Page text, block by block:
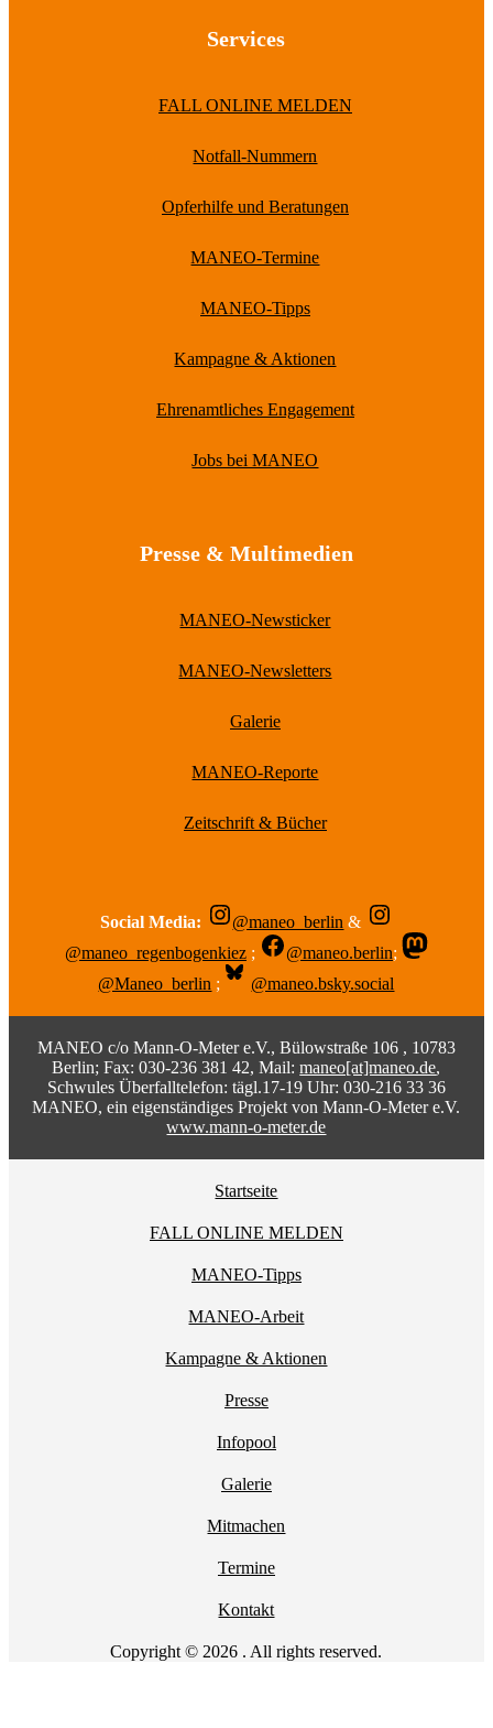
Services
FALL ONLINE MELDEN
Notfall-Nummern
Opferhilfe und Beratungen
MANEO-Termine
MANEO-Tipps
Kampagne & Aktionen
Ehrenamtliches Engagement
Jobs bei MANEO
Presse & Multimedien
MANEO-Newsticker
MANEO-Newsletters
Galerie
MANEO-Reporte
Zeitschrift & Bücher
Social Media: @maneo_berlin &
@maneo_regenbogenkiez ; @maneo.berlin;
@Maneo_berlin ; @maneo.bsky.social
MANEO c/o Mann-O-Meter e.V., Bülowstraße 106 , 10783
Berlin; Fax: 030-236 381 42, Mail:maneo[at]maneo.de,
Schwules Überfalltelefon: tägl.17-19 Uhr: 030-216 33 36
MANEO, ein eigenständiges Projekt von Mann-O-Meter e.V.
www.mann-o-meter.de
Startseite
FALL ONLINE MELDEN
MANEO-Tipps
MANEO-Arbeit
Kampagne & Aktionen
Presse
Infopool
Galerie
Mitmachen
Termine
Kontakt
Copyright © 2026 . All rights reserved.